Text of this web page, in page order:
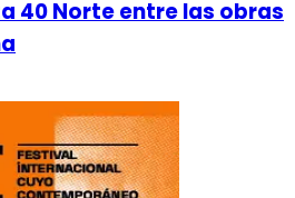
40 Norte entre las obras